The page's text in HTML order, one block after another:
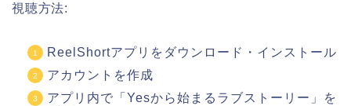
視聴方法:
ReelShortアプリをダウンロード・インストール
アカウントを作成
アプリ内で「Yesから始まるラブストーリー」を